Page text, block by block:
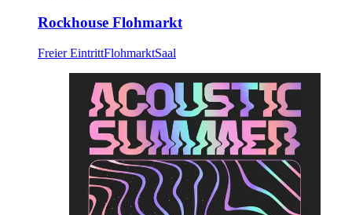
Rockhouse Flohmarkt
Freier EintrittFlohmarktSaal